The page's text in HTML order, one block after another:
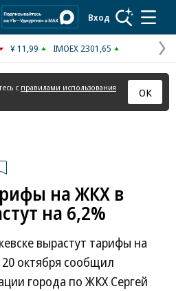
Вход
¥ 11,99 IMOEX 2301,65
с правилами использования
ОК
на ЖКХ в
на 6,2%
вырастут тарифы на
октября сообщил
города по ЖКХ Сергей